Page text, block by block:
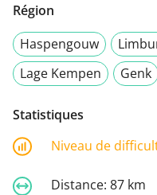
Région
Haspengouw
Lage Kempen
Genk
Statistiques
Niveau de
Distance: 87 km